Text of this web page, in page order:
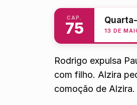
CAP.
75 13 DE
Rodrigo expulsa
com filho. Alzira
comoção de Alzira.